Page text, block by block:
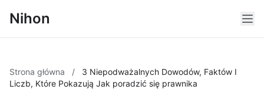
Nihon
Strona główna /
3 Niepodważalnych Dowodów, Faktów I
Liczb, Które Pokazują Jak poradzić się prawnika